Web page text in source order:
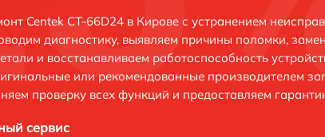
Centek CT-66D24 в Кирове с устранением
диагностику, выявляем причины поломки,
и восстанавливаем работоспособность
или рекомендованные производителем
проверку всех функций и предоставляем
сервис